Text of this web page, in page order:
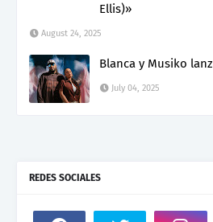
Ellis)»
August 24, 2025
Blanca y Musiko
July 04, 2025
REDES SOCIALES